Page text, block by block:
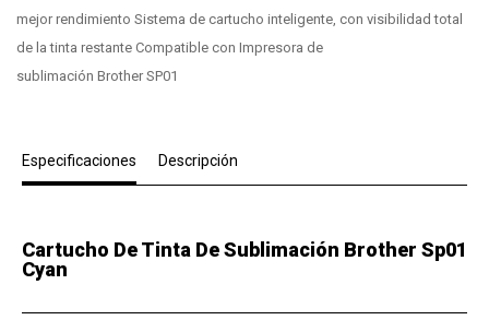
mejor rendimiento Sistema de cartucho inteligente, con visibilidad total
de la tinta restante Compatible con Impresora de
sublimación Brother SP01
Especificaciones Descripción
Cartucho De Tinta De Sublimación Brother Sp01
Cyan